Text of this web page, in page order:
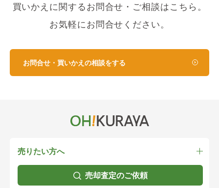
買いかえに関するお問合せ・ご相談はこちら。
お気軽にお問合せください。
お問合せ・買いかえの相談をする
売りたい方へ
売却査定のご依頼